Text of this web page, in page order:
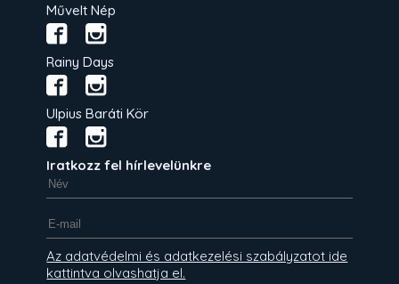
Művelt Nép
Rainy Days
Ulpius Baráti Kör
Iratkozz fel hírlevelünkre
Az adatvédelmi és adatkezelési szabályzatot ide
kattintva olvashatja el.